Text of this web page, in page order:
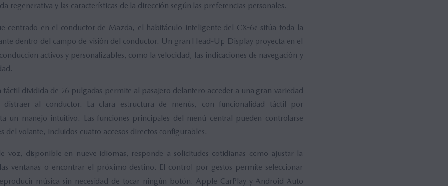
regenerativa y las características de la dirección según las preferencias personales.
centrado en el conductor de Mazda, el habitáculo inteligente del CX-6e sitúa toda la
dentro del campo de visión del conductor. Un gran Head-Up Display proyecta en el
activos y personalizables, como la velocidad, las indicaciones de navegación y
dividida de 26 pulgadas permite al pasajero delantero acceder a una gran variedad
distraer al conductor. La clara estructura de menús, con funcionalidad táctil por
un manejo intuitivo. Las funciones principales del menú central pueden controlarse
del volante, incluidos cuatro accesos directos configurables.
voz, disponible en nueve idiomas, responde a solicitudes cotidianas como ajustar la
ventanas o encontrar el próximo destino. El control por gestos permite seleccionar
música sin necesidad de tocar ningún botón. Apple CarPlay y Android Auto